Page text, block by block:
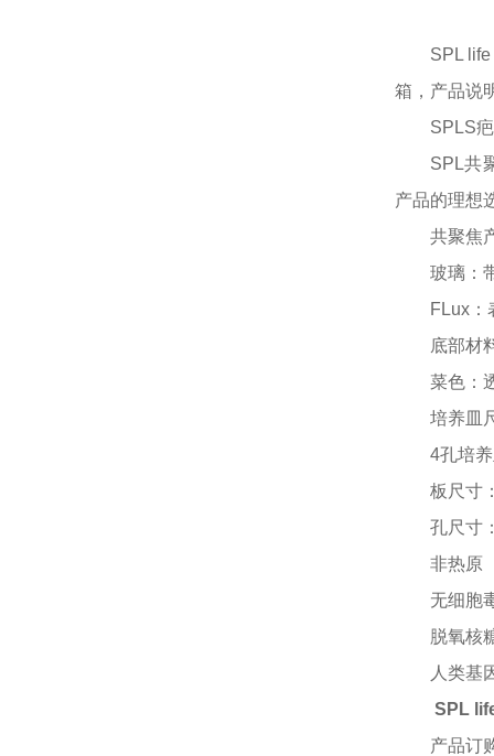
SPL
箱，产品说
SPLS
SPL共
产品的理想
共聚焦
玻璃：
FLux：
底部材
菜色：
培养皿
4孔培
板尺寸
孔尺寸
非热原
无细胞
脱氧核
人类基
SPL
产品订